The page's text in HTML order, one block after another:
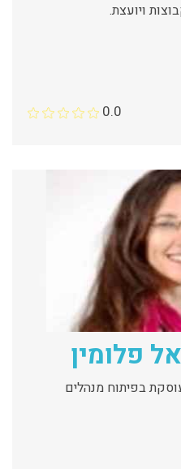
ויועצת.
0.0
פלומין
בפיתוח מנהלים